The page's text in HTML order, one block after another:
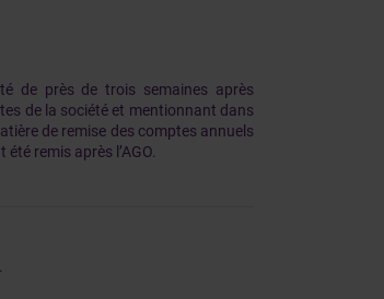
de près de trois semaines après
de la société et mentionnant dans
de remise des comptes annuels
remis après l’AGO.